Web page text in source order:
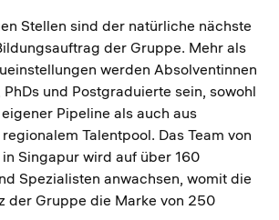
Stellen sind der natürliche nächste
der Gruppe. Mehr als
werden Absolventinnen
und Postgraduierte sein, sowohl
Pipeline als auch aus
Talentpool. Das Team von
Singapur wird auf über 160
Spezialisten anwachsen, womit die
der Gruppe die Marke von 250